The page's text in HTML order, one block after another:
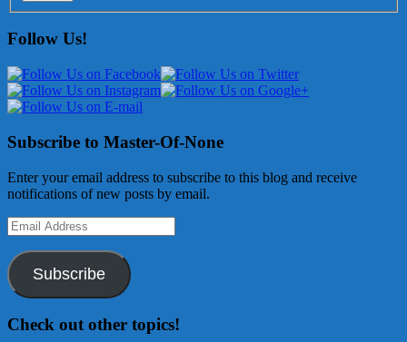
Follow Us!
Subscribe to Master-Of-None
Enter your email address to subscribe to this blog and receive
notifications of new posts by email.
Email
Address
Subscribe
Check out other topics!